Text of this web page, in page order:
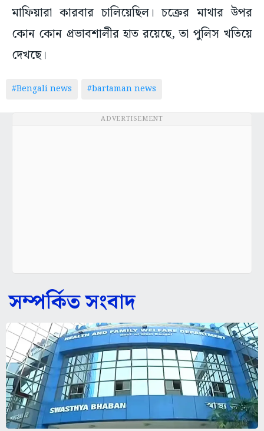
মাফিয়ারা কারবার চালিয়েছিল। চক্রের মাথার উপর
কোন কোন প্রভাবশালীর হাত রয়েছে, তা পুলিস খতিয়ে
দেখছে।
#Bengali news #bartaman news
ADVERTISEMENT
সম্পর্কিত সংবাদ